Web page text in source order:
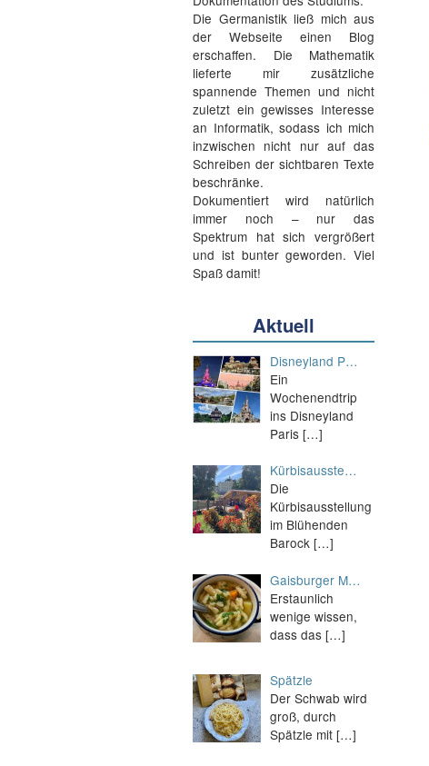
Die Germanistik ließ mich aus
der Webseite einen Blog
erschaffen. Die Mathematik
lieferte mir zusätzliche
spannende Themen und nicht
zuletzt ein gewisses Interesse
an Informatik, sodass ich mich
inzwischen nicht nur auf das
Schreiben der sichtbaren Texte
beschränke.
Dokumentiert wird natürlich
immer noch – nur das
Spektrum hat sich vergrößert
und ist bunter geworden. Viel
Spaß damit!
Aktuell
Disneyland P…
Ein
Wochenendtrip
ins Disneyland
Paris[…]
Kürbisausste…
Die
Kürbisausstellung
im Blühenden
Barock[…]
Gaisburger M…
Erstaunlich
wenige wissen,
dass das[…]
Spätzle
Der Schwab wird
groß, durch
Spätzle mit[…]